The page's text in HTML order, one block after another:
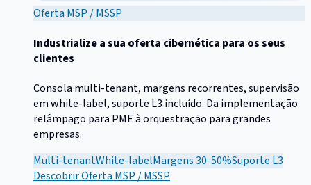
Oferta MSP / MSSP
Industrialize a sua oferta cibernética para os seus
clientes
Consola multi-tenant, margens recorrentes, supervisão
em white-label, suporte L3 incluído. Da implementação
relâmpago para PME à orquestração para grandes
empresas.
Multi-tenantWhite-labelMargens 30-50%Suporte L3
DescobrirOferta MSP / MSSP